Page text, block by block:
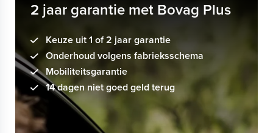
2 jaar garantie met Bovag Plus
Keuze uit 1 of 2 jaar garantie
Onderhoud volgens fabrieksschema
Mobiliteitsgarantie
14 dagen niet goed geld terug